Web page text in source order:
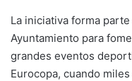
La iniciativa forma
Ayuntamiento para
grandes eventos
Eurocopa, cuando